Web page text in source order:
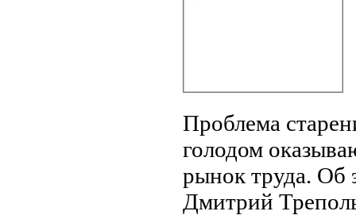
Проблема
голодом
рынок труда. Об
Дмитрий